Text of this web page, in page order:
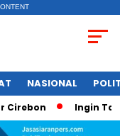
NASIONAL
Ingin Tampil